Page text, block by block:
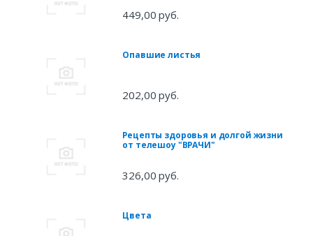
449,00 руб.
Опавшие листья
202,00 руб.
Рецепты здоровья и долгой жизни
от телешоу "ВРАЧИ"
326,00 руб.
Цвета